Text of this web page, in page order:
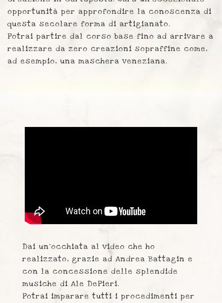
opportunità per approfondire la conoscenza di
questa secolare forma di artigianato.
Potrai partire dal corso base fino ad arrivare a
realizzare da zero creazioni sopraffine come,
ad esempio, una maschera veneziana.
Dai un'occhiata al video che ho
realizzato, grazie ad Andrea Battagin e
con la concessione delle splendide
musiche di Ale DePieri.
Potrai imparare tutti i procedimenti per